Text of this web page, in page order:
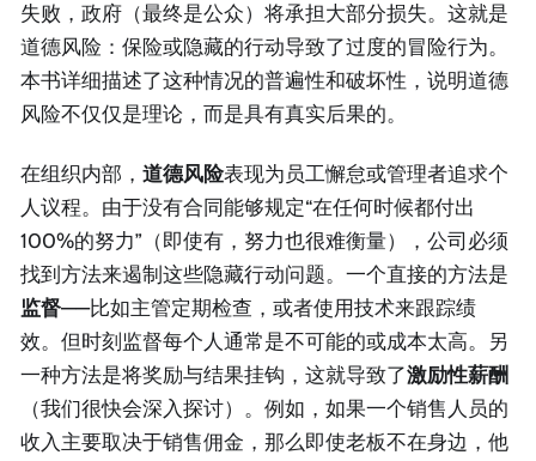
失败，政府（最终是公众）将承担大部分损失。这就是
道德风险：保险或隐藏的行动导致了过度的冒险行为。
本书详细描述了这种情况的普遍性和破坏性，说明道德
风险不仅仅是理论，而是具有真实后果的。
在组织内部， 道德风险表现为员工懈怠或管理者追求个
人议程。由于没有合同能够规定“在任何时候都付出
100%的努力”（即使有，努力也很难衡量），公司必须
找到方法来遏制这些隐藏行动问题。一个直接的方法是
监督——比如主管定期检查，或者使用技术来跟踪绩
效。但时刻监督每个人通常是不可能的或成本太高。另
一种方法是将奖励与结果挂钩，这就导致了激励性薪酬
（我们很快会深入探讨）。例如，如果一个销售人员的
收入主要取决于销售佣金，那么即使老板不在身边，他